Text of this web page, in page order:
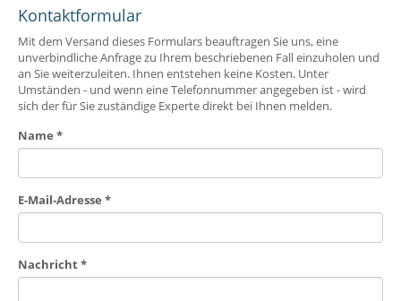
Kontaktformular
Mit dem Versand dieses Formulars beauftragen Sie uns, eine
unverbindliche Anfrage zu Ihrem beschriebenen Fall einzuholen und
an Sie weiterzuleiten. Ihnen entstehen keine Kosten. Unter
Umständen - und wenn eine Telefonnummer angegeben ist - wird
sich der für Sie zuständige Experte direkt bei Ihnen melden.
Name *
E-Mail-Adresse *
Nachricht*